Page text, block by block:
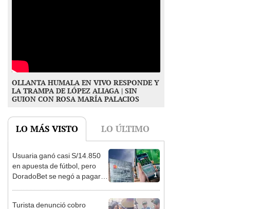
OLLANTA HUMALA EN VIVO RESPONDE Y
LA TRAMPA DE LÓPEZ ALIAGA | SIN
GUION CON ROSA MARÍA PALACIOS
LO MÁS VISTO LO ÚLTIMO
1
Usuaria ganó casi S/14.850
en apuesta de fútbol, pero
DoradoBet se negó a pagar:
Turista denunció cobro